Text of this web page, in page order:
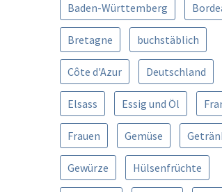
Baden-Württemberg
Bretagne buchstäblich
Côte d'Azur Deutschland
Elsass Essig und Öl
Frauen Gemüse
Gewürze Hülsenfrüchte